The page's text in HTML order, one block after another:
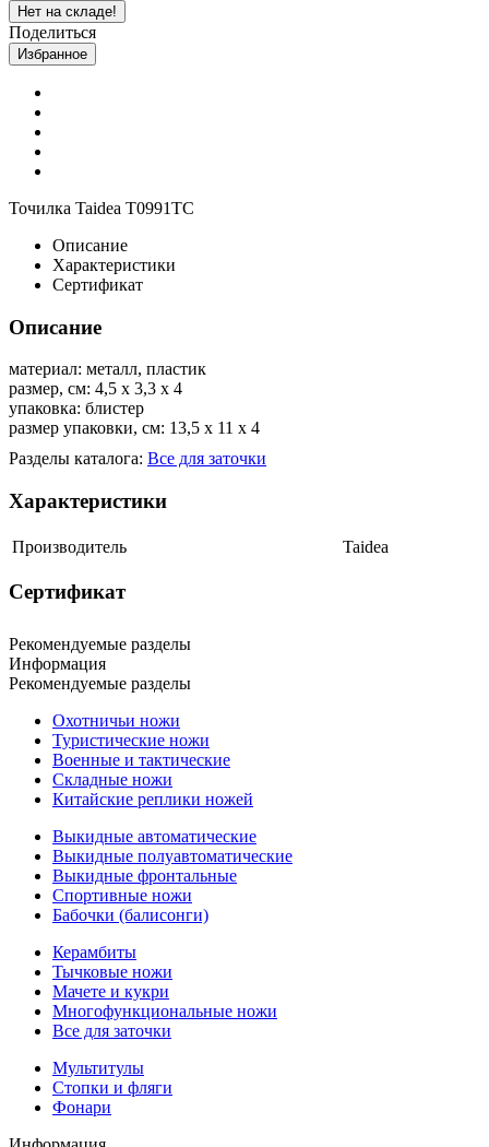
Нет на складе!
Поделиться
Избранное
Точилка Taidea T0991TC
Описание
Характеристики
Сертификат
Описание
материал: металл, пластик
размер, см: 4,5 х 3,3 х 4
упаковка: блистер
размер упаковки, см: 13,5 х 11 х 4
Разделы каталога: Все для заточки
Характеристики
Производитель Taidea
Сертификат
Рекомендуемые разделы
Информация
Рекомендуемые разделы
Охотничьи ножи
Туристические ножи
Военные и тактические
Складные ножи
Китайские реплики ножей
Выкидные автоматические
Выкидные полуавтоматические
Выкидные фронтальные
Спортивные ножи
Бабочки (балисонги)
Керамбиты
Тычковые ножи
Мачете и кукри
Многофункциональные ножи
Все для заточки
Мультитулы
Стопки и фляги
Фонари